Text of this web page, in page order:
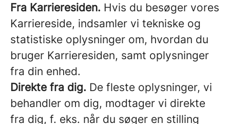
Fra Karrieresiden. Hvis du besøger vores
Karriereside, indsamler vi tekniske og
statistiske oplysninger om, hvordan du
bruger Karrieresiden, samt oplysninger
fra din enhed.
Direkte fra dig. De fleste oplysninger, vi
behandler om dig, modtager vi direkte
fra dig, f. eks. når du søger en stilling